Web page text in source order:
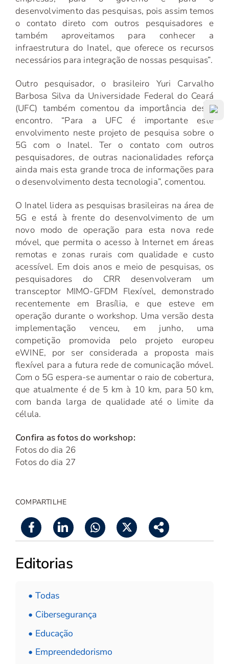
desenvolvimento das pesquisas, pois assim temos
o contato direto com outros pesquisadores e
também aproveitamos para conhecer a
infraestrutura do Inatel, que oferece os recursos
necessários para integração de nossas pesquisas”.
Outro pesquisador, o brasileiro Yuri Carvalho
Barbosa Silva da Universidade Federal do Ceará
(UFC) também comentou da importância deste
encontro. “Para a UFC é importante este
envolvimento neste projeto de pesquisa sobre o
5G com o Inatel. Ter o contato com outros
pesquisadores, de outras nacionalidades reforça
ainda mais esta grande troca de informações para
o desenvolvimento desta tecnologia”, comentou.
O Inatel lidera as pesquisas brasileiras na área de
5G e está à frente do desenvolvimento de um
novo modo de operação para esta nova rede
móvel, que permita o acesso à Internet em áreas
remotas e zonas rurais com qualidade e custo
acessível. Em dois anos e meio de pesquisas, os
pesquisadores do CRR desenvolveram um
transceptor MIMO-GFDM Flexível, demonstrado
recentemente em Brasília, e que esteve em
operação durante o workshop. Uma versão desta
implementação venceu, em junho, uma
competição promovida pelo projeto europeu
eWINE, por ser considerada a proposta mais
flexível para a futura rede de comunicação móvel.
Com o 5G espera-se aumentar o raio de cobertura,
que atualmente é de 5 km à 10 km, para 50 km,
com banda larga de qualidade até o limite da
célula.
Confira as fotos do workshop:
Fotos do dia 26
Fotos do dia 27
COMPARTILHE
Editorias
• Todas
• Cibersegurança
• Educação
• Empreendedorismo